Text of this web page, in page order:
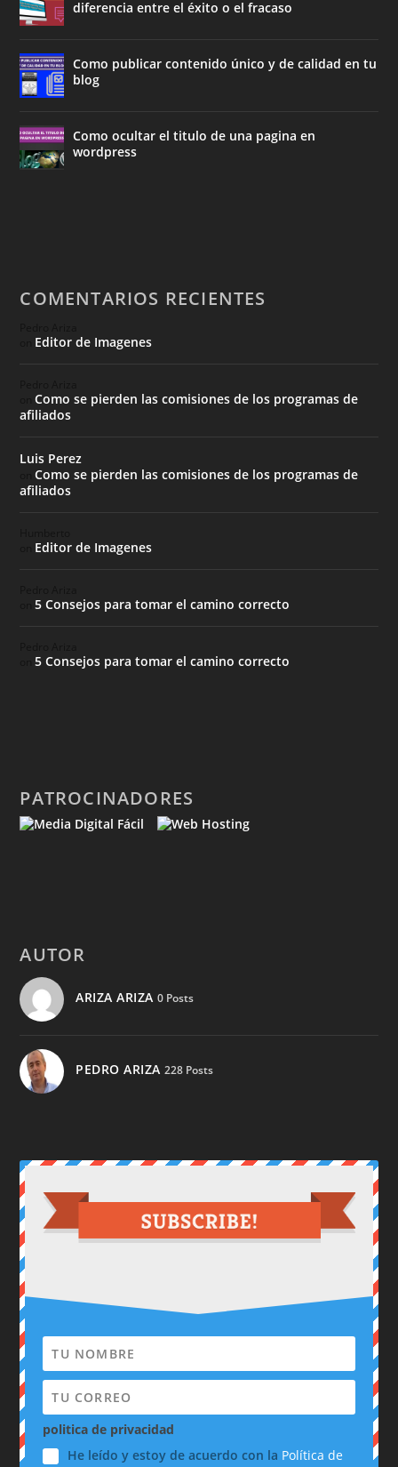
diferencia entre el éxito o el fracaso
Como publicar contenido único y de calidad en tu
blog
Como ocultar el titulo de una pagina en
wordpress
COMENTARIOS RECIENTES
Editor de Imagenes
onComo se pierden las comisiones de los programas de
afiliados
Luis Perez
onComo se pierden las comisiones de los programas de
afiliados
Editor de Imagenes
on5 Consejos para tomar el camino correcto
on5 Consejos para tomar el camino correcto
PATROCINADORES
AUTOR
ARIZA ARIZA 0 Posts
PEDRO ARIZA 228 Posts
politica de privacidad
He leído y estoy de acuerdo con la Política de